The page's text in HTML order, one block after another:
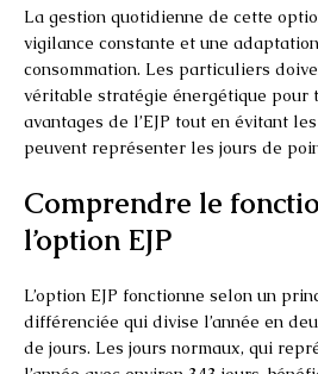
La gestion quotidienne de cette
vigilance constante et une
consommation. Les particuliers
véritable stratégie énergétique pour
avantages de l’EJP tout en évitant
peuvent représenter les jours de
Comprendre le
l’option EJP
L’option EJP fonctionne selon un
différenciée qui divise l’année en
de jours. Les jours normaux, qui